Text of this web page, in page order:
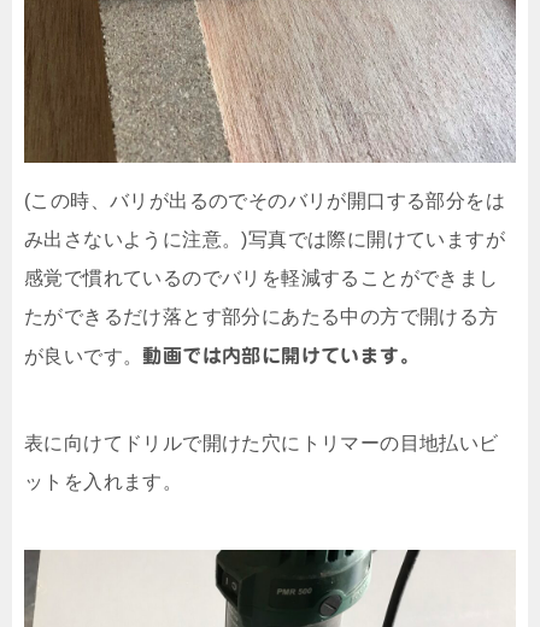
(この時、バリが出るのでそのバリが開口する部分をは
み出さないように注意。)写真では際に開けていますが
感覚で慣れているのでバリを軽減することができまし
たができるだけ落とす部分にあたる中の方で開ける方
が良いです。動画では内部に開けています。
表に向けてドリルで開けた穴にトリマーの目地払いビ
ットを入れます。